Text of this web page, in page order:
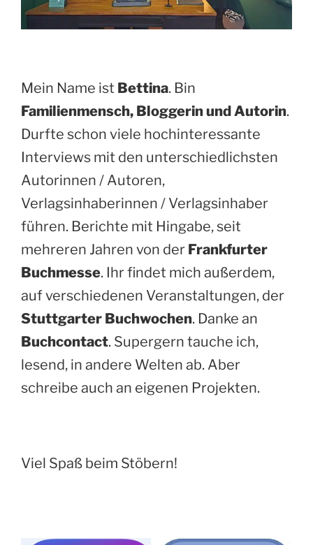
Mein Name ist Bettina. Bin
Familienmensch, Bloggerin und Autorin.
Durfte schon viele hochinteressante
Interviews mit den unterschiedlichsten
Autorinnen / Autoren,
Verlagsinhaberinnen / Verlagsinhaber
führen. Berichte mit Hingabe, seit
mehreren Jahren von der Frankfurter
Buchmesse. Ihr findet mich außerdem,
auf verschiedenen Veranstaltungen, der
Stuttgarter Buchwochen. Danke an
Buchcontact. Supergern tauche ich,
lesend, in andere Welten ab. Aber
schreibe auch an eigenen Projekten.
Viel Spaß beim Stöbern!